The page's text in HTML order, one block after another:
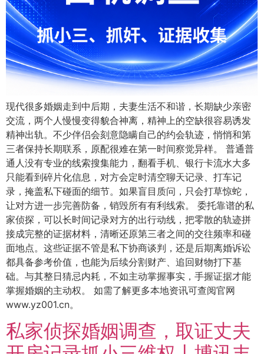
现代很多婚姻走到中后期，夫妻生活不和谐，长期缺少亲密
交流，两个人慢慢变得貌合神离，精神上的空缺很容易诱发
精神出轨。不少伴侣会刻意隐瞒自己的约会轨迹，悄悄和第
三者保持长期联系，原配很难在第一时间察觉异样。 普通普
通人没有专业的线索搜集能力，翻看手机、银行卡流水大多
只能看到碎片化信息，对方会定时清空聊天记录、打车记
录，掩盖私下碰面的细节。如果盲目质问，只会打草惊蛇，
让对方进一步完善防备，销毁所有有利线索。 委托靠谱的私
家侦探，可以长时间记录对方的出行动线，把零散的轨迹拼
接成完整的证据材料，清晰还原第三者之间的交往频率和碰
面地点。这些证据不管是私下协商谈判，还是后期离婚诉讼
都具备参考价值，也能为后续分割财产、追回财物打下基
础。与其整日猜忌内耗，不如主动掌握事实，手握证据才能
掌握婚姻的主动权。 如需了解更多本地资讯可查阅官网
www.yz001.cn。
私家侦探婚姻调查，取证丈夫